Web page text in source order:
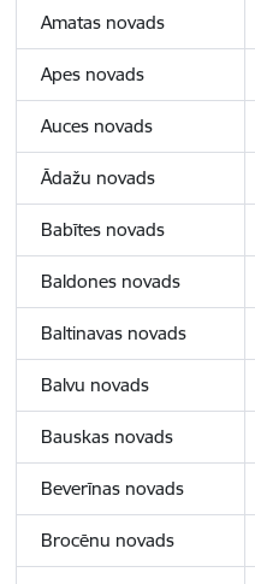
Amatas novads
Apes novads
Auces novads
Ādažu novads
Babītes novads
Baldones novads
Baltinavas novads
Balvu novads
Bauskas novads
Beverīnas novads
Brocēnu novads